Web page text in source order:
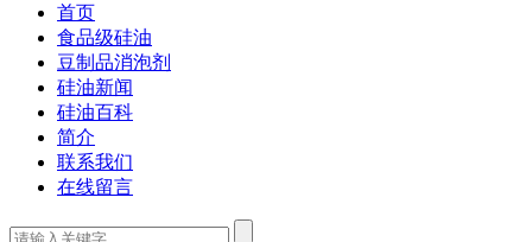
首页
食品级硅油
豆制品消泡剂
硅油新闻
硅油百科
简介
联系我们
在线留言